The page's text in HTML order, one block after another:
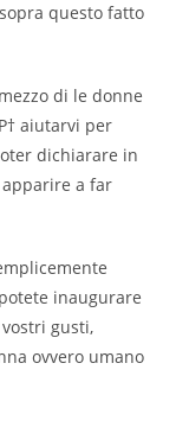
questo fatto
di le donne
aiutarvi per
dichiarare in
a far
inaugurare
gusti,
ovvero umano